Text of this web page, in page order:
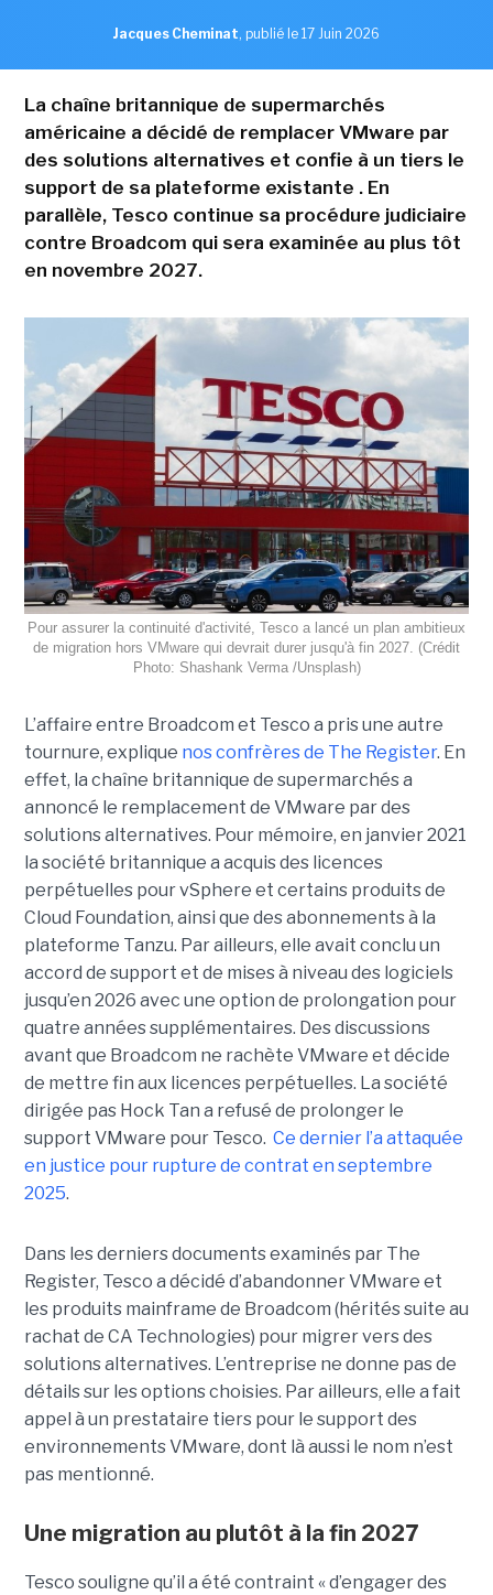
Jacques Cheminat, publié le 17 Juin 2026
La chaîne britannique de supermarchés
américaine a décidé de remplacer VMware par
des solutions alternatives et confie à un tiers le
support de sa plateforme existante . En
parallèle, Tesco continue sa procédure judiciaire
contre Broadcom qui sera examinée au plus tôt
en novembre 2027.
Pour assurer la continuité d'activité, Tesco a lancé un plan ambitieux
de migration hors VMware qui devrait durer jusqu'à fin 2027. (Crédit
Photo: Shashank Verma /Unsplash)
L’affaire entre Broadcom et Tesco a pris une autre
tournure, explique nos confrères de The Register. En
effet, la chaîne britannique de supermarchés a
annoncé le remplacement de VMware par des
solutions alternatives. Pour mémoire, en janvier 2021
la société britannique a acquis des licences
perpétuelles pour vSphere et certains produits de
Cloud Foundation, ainsi que des abonnements à la
plateforme Tanzu. Par ailleurs, elle avait conclu un
accord de support et de mises à niveau des logiciels
jusqu’en 2026 avec une option de prolongation pour
quatre années supplémentaires. Des discussions
avant que Broadcom ne rachète VMware et décide
de mettre fin aux licences perpétuelles. La société
dirigée pas Hock Tan a refusé de prolonger le
support VMware pour Tesco. Ce dernier l’a attaquée
en justice pour rupture de contrat en septembre
2025.
Dans les derniers documents examinés par The
Register, Tesco a décidé d’abandonner VMware et
les produits mainframe de Broadcom (hérités suite au
rachat de CA Technologies) pour migrer vers des
solutions alternatives. L’entreprise ne donne pas de
détails sur les options choisies. Par ailleurs, elle a fait
appel à un prestataire tiers pour le support des
environnements VMware, dont là aussi le nom n’est
pas mentionné.
Une migration au plutôt à la fin 2027
Tesco souligne qu’il a été contraint « d’engager des